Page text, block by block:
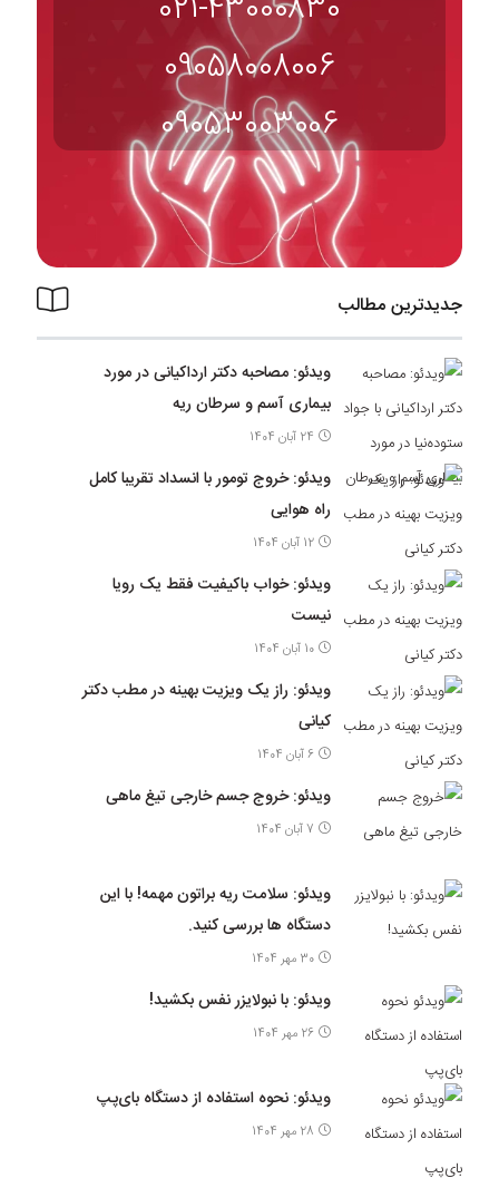
021-43000830
09058008006
09053003006
جدیدترین مطالب
ویدئو: مصاحبه دکتر ارداکیانی در مورد
بیماری آسم و سرطان ریه
24 آبان 1404
ویدئو: خروج تومور با انسداد تقریبا کامل
راه هوایی
12 آبان 1404
ویدئو: خواب باکیفیت فقط یک رویا
نیست
10 آبان 1404
ویدئو: راز یک ویزیت بهینه در مطب دکتر
کیانی
6 آبان 1404
ویدئو: خروج جسم خارجی تیغ ماهی
7 آبان 1404
ویدئو: سلامت ریه براتون مهمه! با این
دستگاه ها بررسی کنید.
30 مهر 1404
ویدئو: با نبولایزر نفس بکشید!
26 مهر 1404
ویدئو: نحوه استفاده از دستگاه بای‌پپ
28 مهر 1404